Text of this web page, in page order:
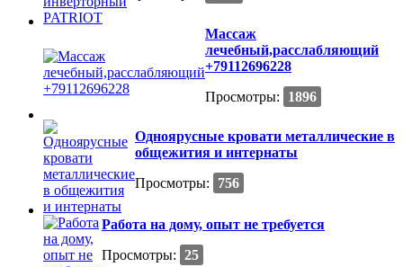
Массаж
лечебный,расслабляющий
+79112696228
Просмотры:
1896
Одноярусные кровати металлические в
общежития и интернаты
Просмотры:
756
Работа на дому, опыт не требуется
Просмотры: 25